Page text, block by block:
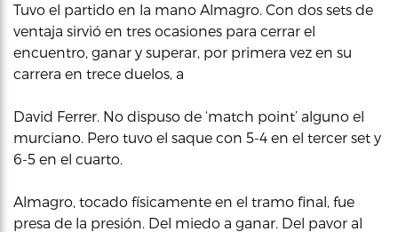
Tuvo el partido en la mano Almagro. Con dos sets de
ventaja sirvió en tres ocasiones para cerrar el
encuentro, ganar y superar, por primera vez en su
carrera en trece duelos, a
David Ferrer. No dispuso de ‘match point’ alguno el
murciano. Pero tuvo el saque con 5-4 en el tercer set y
6-5 en el cuarto.
Almagro, tocado físicamente en el tramo final, fue
presa de la presión. Del miedo a ganar. Del pavor al